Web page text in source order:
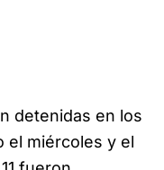
detenidas en los
el miércoles y el